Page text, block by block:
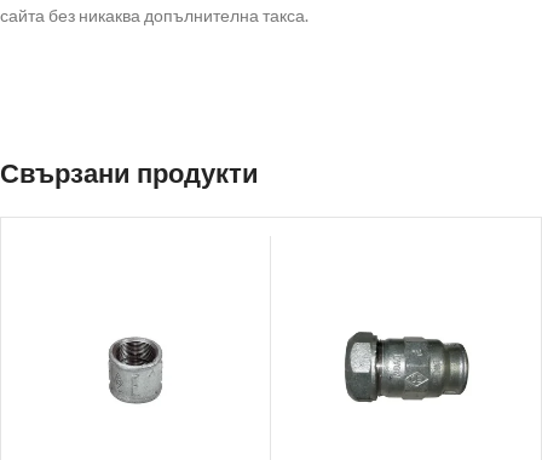
сайта без никаква допълнителна такса.
Свързани продукти